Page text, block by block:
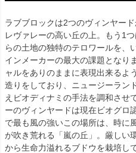
ラブブロックは2つのヴィンヤー
レヴァレーの高い丘の上。もう1
らの土地の独特のテロワールを、
インメーカーの最大の課題となり
ャルをありのままに表現出来るよ
造りをしており、ニュージーラン
えビオディナミの手法を調和さ
ーのヴィンヤードは現在ビオグロ
で最も風の強いこの場所は、時に
が吹き荒れる「嵐の丘」。厳しい
から生命力溢れるブドウを栽培し